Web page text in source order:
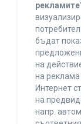
рекламите
бъдат
на
на
Интернет
на
напр.